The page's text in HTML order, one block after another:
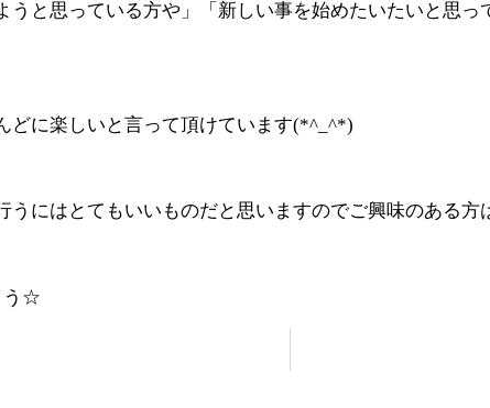
うと思っている方や」「新しい事を始めたいたいと思
どに楽しいと言って頂けています(*^_^*)
うにはとてもいいものだと思いますのでご興味のある方
う☆